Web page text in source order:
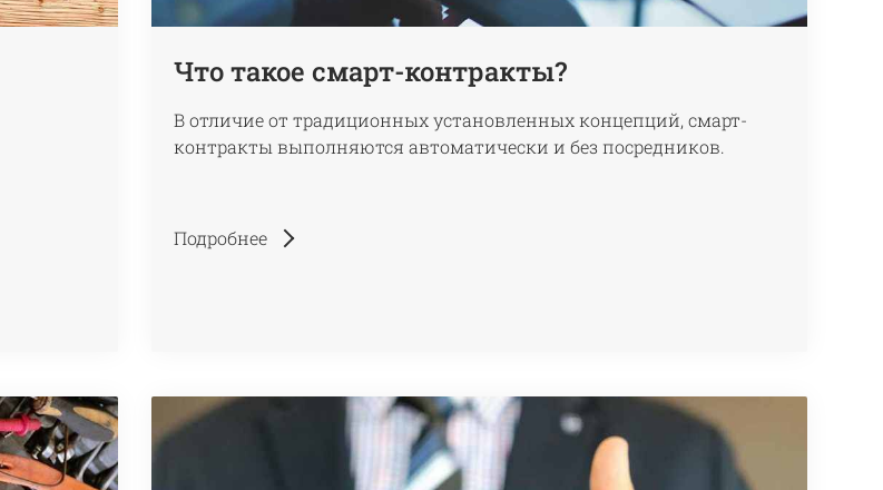
Что такое смарт-контракты?
В отличие от традиционных установленных концепций, смарт-
контракты выполняются автоматически и без посредников.
Подробнее